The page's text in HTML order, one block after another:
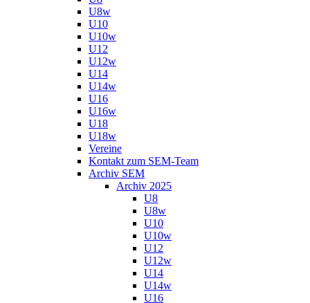
U8w
U10
U10w
U12
U12w
U14
U14w
U16
U16w
U18
U18w
Vereine
Kontakt zum SEM-Team
Archiv SEM
Archiv 2025
U8
U8w
U10
U10w
U12
U12w
U14
U14w
U16